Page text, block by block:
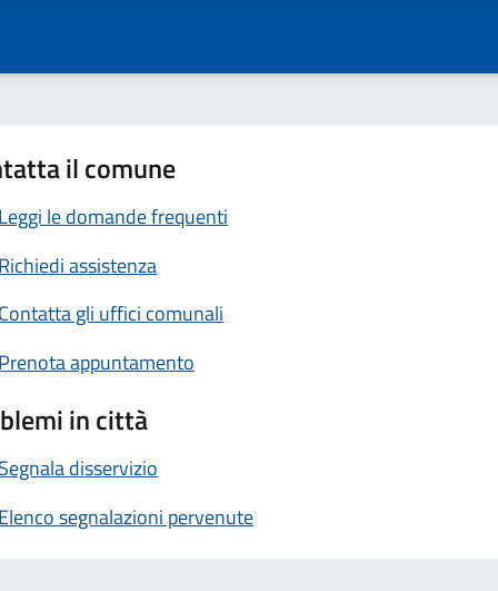
il comune
Leggi le domande frequenti
Richiedi assistenza
Contatta gli uffici comunali
Prenota appuntamento
in città
Segnala disservizio
Elenco segnalazioni pervenute